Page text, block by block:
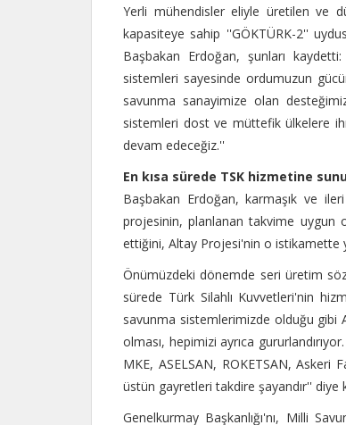
Yerli mühendisler eliyle üretilen ve
kapasiteye sahip ''GÖKTÜRK-2''
Başbakan Erdoğan, şunları
sistemleri sayesinde ordumuzun
savunma sanayimize olan
sistemleri dost ve müttefik ülkelere
devam edeceğiz.''
En kısa sürede TSK hizmetine
Başbakan Erdoğan, karmaşık ve
projesinin, planlanan takvime uygun
ettiğini, Altay Projesi'nin o istikamette
Önümüzdeki dönemde seri üretim
sürede Türk Silahlı Kuvvetleri'nin
savunma sistemlerimizde olduğu gibi
olması, hepimizi ayrıca
MKE, ASELSAN, ROKETSAN, Askeri
üstün gayretleri takdire şayandır'' diye
Genelkurmay Başkanlığı'nı, Milli